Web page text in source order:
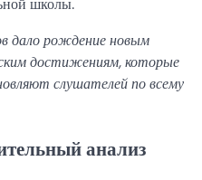
дало рождение новым
достижениям, которые
слушателей по всему
анализ